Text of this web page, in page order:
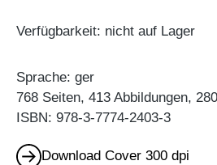
Verfügbarkeit: nicht auf Lager
Sprache: ger
768 Seiten, 413 Abbildungen,
ISBN: 978-3-7774-2403-3
Download Cover 300 dpi